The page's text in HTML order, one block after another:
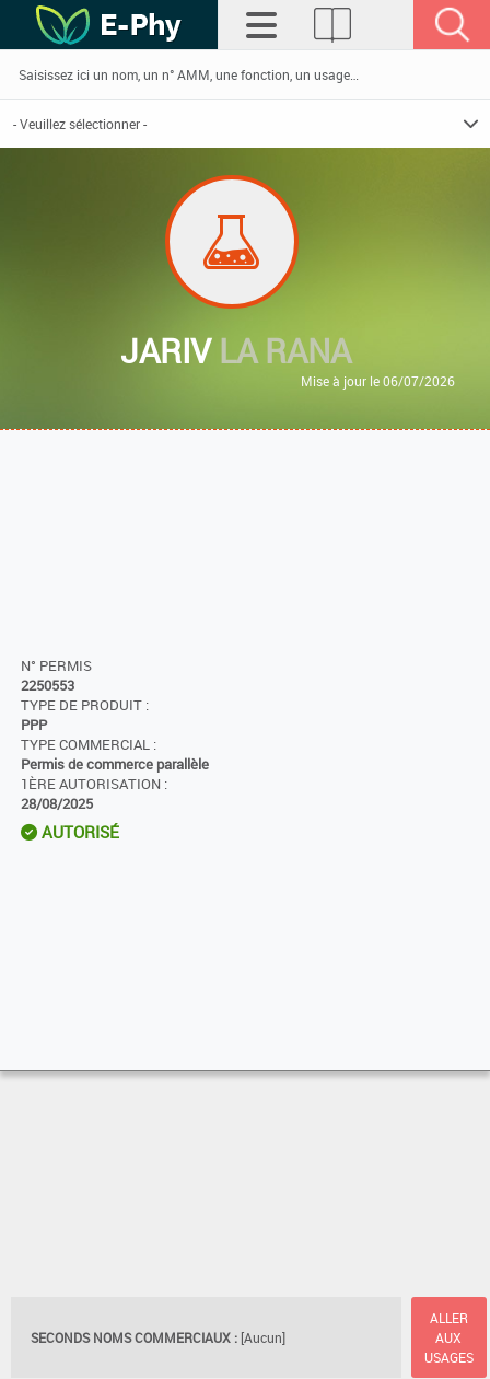
JARIVLA RANA
Mise à jour le 06/07/2026
N° PERMIS
2250553
TYPE DE PRODUIT :
PPP
TYPE COMMERCIAL :
Permis de commerce parallèle
1ÈRE AUTORISATION :
28/08/2025
AUTORISÉ
SECONDS NOMS COMMERCIAUX : [Aucun]
ALLER
AUX
USAGES